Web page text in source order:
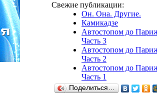
Свежие публикации:
Он. Она. Другие.
Камикадзе
Автостопом до
Часть 3
Автостопом до
Часть 2
Автостопом до
Часть 1
Поделиться…